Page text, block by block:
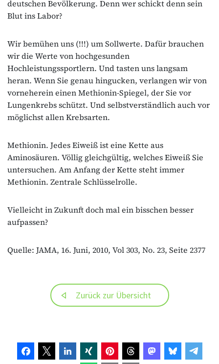
deutschen Bevölkerung. Denn wer schickt denn sein
Blut ins Labor?
Wir bemühen uns (!!!) um Sollwerte. Dafür brauchen
wir die Werte von hochgesunden
Hochleistungssportlern. Und tasten uns langsam
heran. Wenn Sie genau hingucken, verlangen wir von
vorneherein einen Methionin-Spiegel, der Sie vor
Lungenkrebs schützt. Und selbstverständlich auch vor
möglichst allen Krebsarten.
Methionin. Jedes Eiweiß ist eine Kette aus
Aminosäuren. Völlig gleichgültig, welches Eiweiß Sie
untersuchen. Am Anfang der Kette steht immer
Methionin. Zentrale Schlüsselrolle.
Vielleicht in Zukunft doch mal ein bisschen besser
aufpassen?
Quelle: JAMA, 16. Juni, 2010, Vol 303, No. 23, Seite 2377
Zurück zur Übersicht